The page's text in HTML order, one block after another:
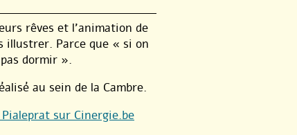
rêves et l’animation de
illustrer. Parce que « si on
dormir ».
au sein de la Cambre.
sur Cinergie.be